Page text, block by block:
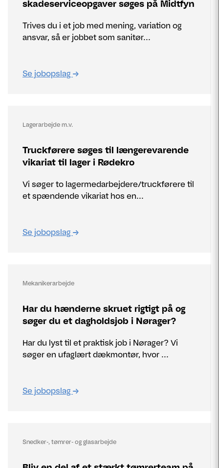
skadeserviceopgaver søges på Midtfyn
Trives du i et job med mening, variation og
ansvar, så er jobbet som sanitør...
Se jobopslag
Lagerarbejde m.v.
Truckførere søges til længerevarende
vikariat til lager i Rødekro
Vi søger to lagermedarbejdere/truckførere til
et spændende vikariat hos en...
Se jobopslag
Mekanikerarbejde
Har du hænderne skruet rigtigt på og
søger du et dagholdsjob i Nørager?
Har du lyst til et praktisk job i Nørager? Vi
søger en ufaglært dækmontør, hvor ...
Se jobopslag
Snedker-, tømrer- og glasarbejde